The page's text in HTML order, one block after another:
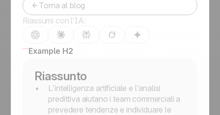
Torna al blog
Riassumi con l’IA:
Example H2
Riassunto
L’intelligenza artificiale e l’analisi
predittiva aiutano i team commerciali a
prevedere tendenze e individuare le